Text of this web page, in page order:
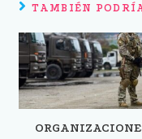
TAMBIÉN